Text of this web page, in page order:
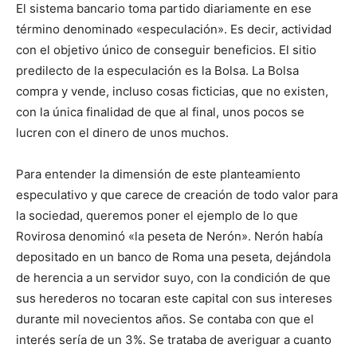
El sistema bancario toma partido diariamente en ese
término denominado «especulación». Es decir, actividad
con el objetivo único de conseguir beneficios. El sitio
predilecto de la especulación es la Bolsa. La Bolsa
compra y vende, incluso cosas ficticias, que no existen,
con la única finalidad de que al final, unos pocos se
lucren con el dinero de unos muchos.
Para entender la dimensión de este planteamiento
especulativo y que carece de creación de todo valor para
la sociedad, queremos poner el ejemplo de lo que
Rovirosa denominó «la peseta de Nerón». Nerón había
depositado en un banco de Roma una peseta, dejándola
de herencia a un servidor suyo, con la condición de que
sus herederos no tocaran este capital con sus intereses
durante mil novecientos años. Se contaba con que el
interés sería de un 3%. Se trataba de averiguar a cuanto